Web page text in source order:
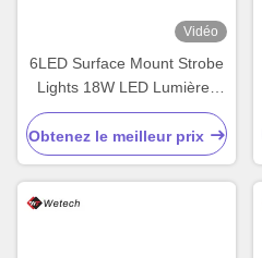
Vidéo
6LED Surface Mount Strobe
Lights 18W LED Lumières
de marquage latérales IP67
Obtenez le meilleur prix